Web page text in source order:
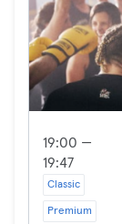
19:00 —
19:47
Classic
Premium